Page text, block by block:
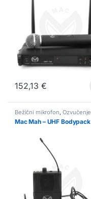
152,13€
Bežični mikrofon, Ozvučenje
Mac Mah – UHF Bodypack